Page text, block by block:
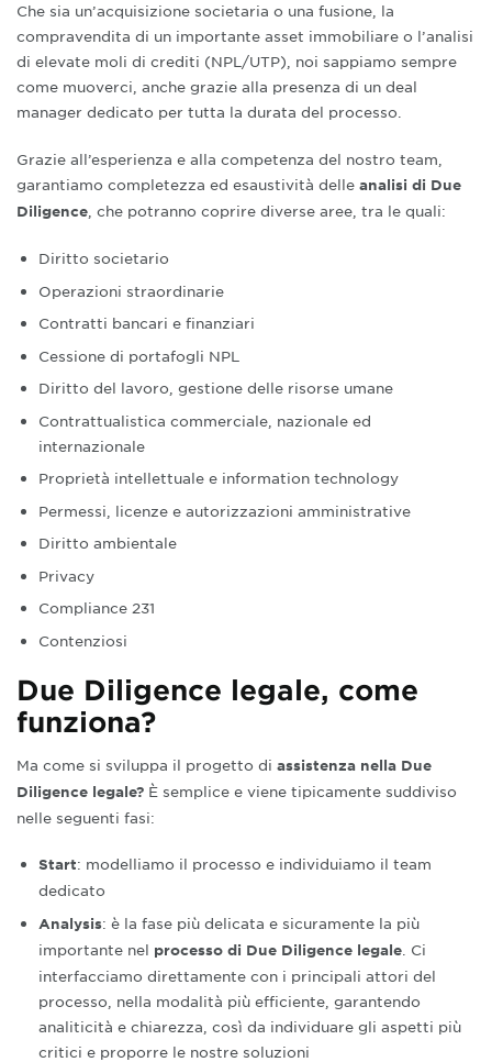
Che sia un’acquisizione societaria o una fusione, la
compravendita di un importante asset immobiliare o l’analisi
di elevate moli di crediti (NPL/UTP), noi sappiamo sempre
come muoverci, anche grazie alla presenza di un deal
manager dedicato per tutta la durata del processo.
Grazie all’esperienza e alla competenza del nostro team,
garantiamo completezza ed esaustività delle analisi di Due
Diligence , che potranno coprire diverse aree, tra le quali:
Diritto societario
Operazioni straordinarie
Contratti bancari e finanziari
Cessione di portafogli NPL
Diritto del lavoro, gestione delle risorse umane
Contrattualistica commerciale, nazionale ed
internazionale
Proprietà intellettuale e information technology
Permessi, licenze e autorizzazioni amministrative
Diritto ambientale
Privacy
Compliance 231
Contenziosi
Due Diligence legale, come
funziona?
Ma come si sviluppa il progetto di assistenza nella Due
Diligence legale? È semplice e viene tipicamente suddiviso
nelle seguenti fasi:
Start: modelliamo il processo e individuiamo il team
dedicato
Analysis: è la fase più delicata e sicuramente la più
importante nel processo di Due Diligence legale. Ci
interfacciamo direttamente con i principali attori del
processo, nella modalità più efficiente, garantendo
analiticità e chiarezza, così da individuare gli aspetti più
critici e proporre le nostre soluzioni